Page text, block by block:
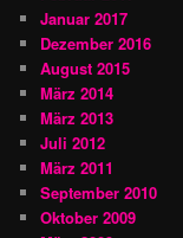
Januar 2017
Dezember 2016
August 2015
März 2014
März 2013
Juli 2012
März 2011
September 2010
Oktober 2009